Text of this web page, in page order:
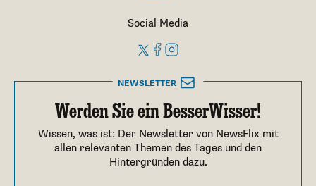
Social Media
NEWSLETTER
Werden Sie ein BesserWisser!
Wissen, was ist: Der Newsletter von NewsFlix mit
allen relevanten Themen des Tages und den
Hintergründen dazu.